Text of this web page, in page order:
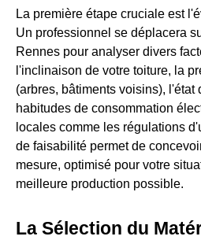
La première étape cruciale est
Un professionnel se déplacera
Rennes pour analyser divers
l'inclinaison de votre toiture, la
(arbres, bâtiments voisins), l'état
habitudes de consommation
locales comme les régulations
de faisabilité permet de
mesure, optimisé pour votre
meilleure production possible.
La Sélection du